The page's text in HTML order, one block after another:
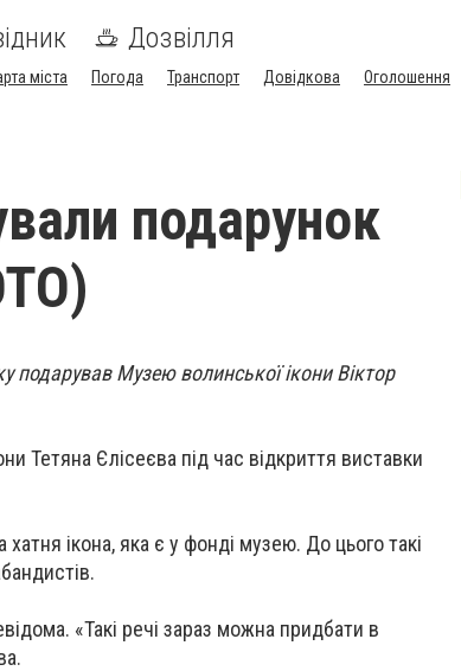
Дозвілля
міста Погода Транспорт Довідкова Оголошення
подарунок
подарував Музею волинської ікони Віктор
Тетяна Єлісеєва під час відкриття виставки
ікона, яка є у фонді музею. До цього такі
«Такі речі зараз можна придбати в